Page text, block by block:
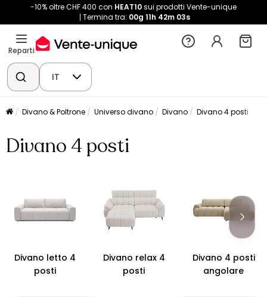
-10% oltre CHF 400 con HEAT10sui prodotti Vente-unique
Termina tra: 00g 11h 42m 02s
Reparti
IT
Divano & Poltrone Universo divano Divano Divano 4 posti
Divano 4 posti
Divano letto 4
posti
Divano relax 4
posti
Divano 4 posti
angolare